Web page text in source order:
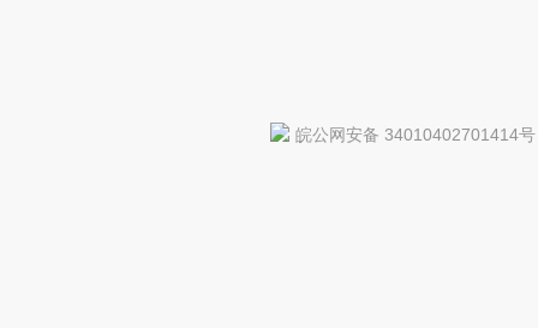
皖公网安备 34010402701414号